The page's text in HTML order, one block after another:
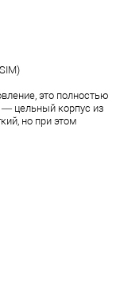
это полностью
— цельный корпус из
но при этом